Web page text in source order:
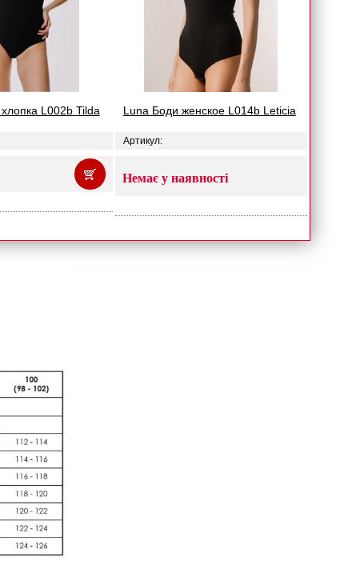
L002b Tilda Luna Боди женское L014b Leticia
Артикул:
Немає у наявності